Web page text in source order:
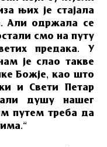
њих је стајала
Али одржала се
смо на путу
предака. У
је слао такве
Божје, као што
и Свети Петар
душу нашег
путем треба да